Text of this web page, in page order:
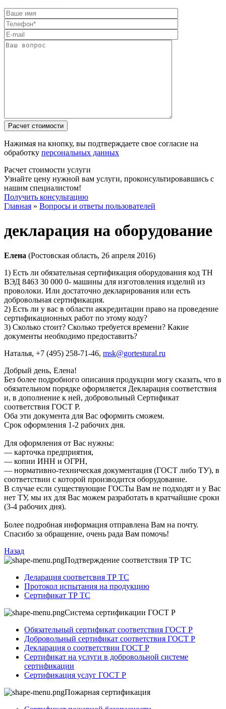
Нажимая на кнопку, вы подтверждаете свое согласие на
обработку персональных данных
Расчет стоимости услуги
Узнайте цену нужной вам услуги, проконсультировавшись с
нашим специалистом!
Получить консультацию
Главная » Вопросы и ответы пользователей
декларация на оборудование
Елена (Ростовская область, 26 апреля 2016)
1) Есть ли обязательная сертификация оборудования код ТН
ВЭД 8463 30 000 0- машины для изготовления изделий из
проволоки. Или достаточно декларирования или есть
добровольная сертификация.
2) Есть ли у вас в области аккредитации право на проведение
сертификационных работ по этому коду?
3) Сколько стоит? Сколько требуется времени? Какие
документы необходимо предоставить?
Наталья, +7 (495) 258-71-46, msk@gortestural.ru
Добрый день, Елена!
Без более подробного описания продукции могу сказать, что в
обязательном порядке оформляется Декларация соответствия
и, в дополнение к ней, добровольный Сертификат
соответствия ГОСТ Р.
Оба эти документа для Вас оформить сможем.
Срок оформления 1-2 рабочих дня.
Для оформления от Вас нужны:
— карточка предприятия,
— копии ИНН и ОГРН,
— нормативно-техническая документация (ГОСТ либо ТУ), в
соответствии с которой производится оборудование.
В случае если существующие ГОСТы Вам не подходят и у Вас
нет ТУ, мы их для Вас можем разработать в кратчайшие сроки
(3-4 рабочих дня).
Более подробная информация отправлена Вам на почту.
Спасибо за обращение, очень рада Вам помочь!
Назад
Подтверждение соответствия ТР ТС
Деларация соответсвия ТР ТС
Протокол испытания на продукцию
Сертификат ТР ТС
Система сертификации ГОСТ Р
Обязательный сертификат соответствия ГОСТ Р
Добровольный сертификат соответствия ГОСТ Р
Декларация о соответствии ГОСТ Р
Сертификат на услуги в добровольной системе
сертификации
Сертификация услуг ГОСТ Р
Пожарная сертификация